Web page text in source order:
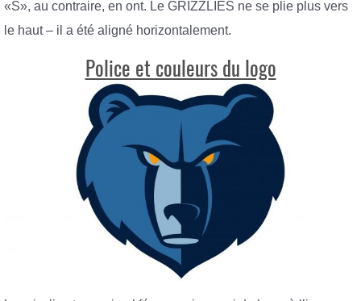
«S», au contraire, en ont. Le GRIZZLIES ne se plie plus vers
le haut – il a été aligné horizontalement.
Police et couleurs du logo